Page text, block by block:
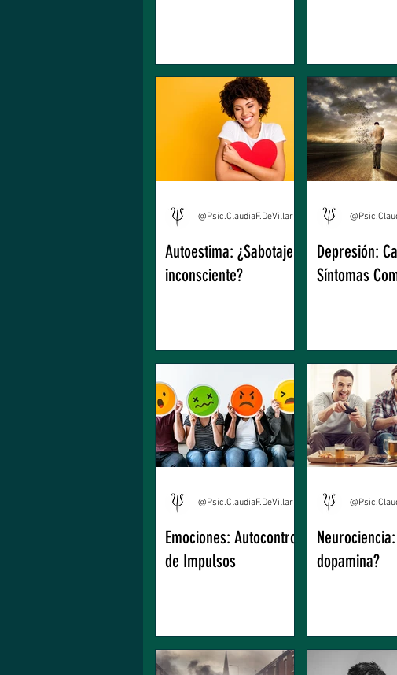
Autoestima: ¿Sabotaje
inconsciente?
Depresión:
Síntomas
Emociones: Autocontrol
de Impulsos
Neurociencia:
dopamina?